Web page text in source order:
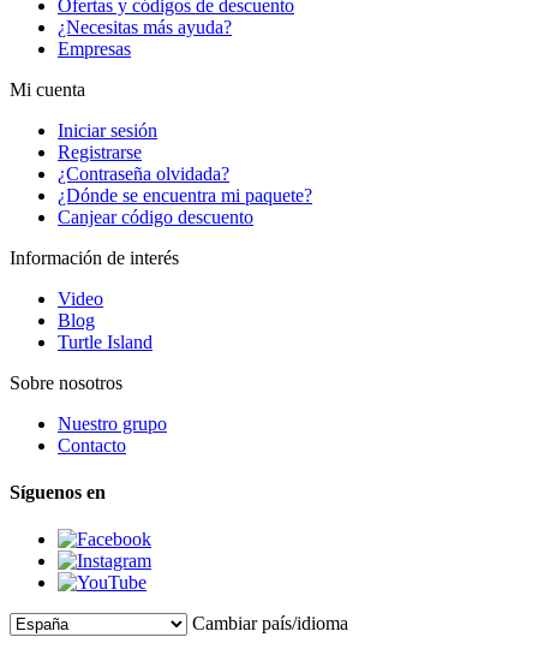
Ofertas y códigos de descuento
¿Necesitas más ayuda?
Empresas
Mi cuenta
Iniciar sesión
Registrarse
¿Contraseña olvidada?
¿Dónde se encuentra mi paquete?
Canjear código descuento
Información de interés
Video
Blog
Turtle Island
Sobre nosotros
Nuestro grupo
Contacto
Síguenos en
Cambiar país/idioma